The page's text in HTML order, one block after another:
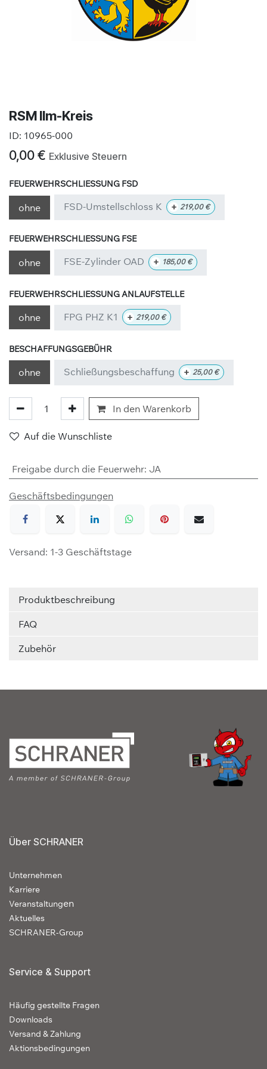
RSM Ilm-Kreis
ID: 10965-000
0,00€ Exklusive Steuern
FEUERWEHRSCHLIESSUNG FSD
ohne FSD-Umstellschloss K + 219,00€
FEUERWEHRSCHLIESSUNG FSE
ohne FSE-Zylinder OAD + 185,00€
FEUERWEHRSCHLIESSUNG ANLAUFSTELLE
ohne FPG PHZ K1 + 219,00€
BESCHAFFUNGSGEBÜHR
ohne Schließungsbeschaffung + 25,00€
In den Warenkorb
Auf die Wunschliste
Freigabe durch die Feuerwehr: JA
Geschäftsbedingungen
Versand: 1-3 Geschäftstage
Produktbeschreibung
FAQ
Zubehör
Über SCHRANER
Unternehmen
Karriere
Veranstaltungen
Aktuelles
SCHRANER-Group
Service & Support
Häufig gestellte Fragen
Downloads
Versand & Zahlung
Aktionsbedingungen